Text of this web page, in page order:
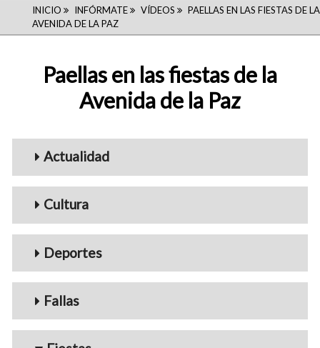
RUTA
DE
NAVEGACIÓN
INICIO INFÓRMATE VÍDEOS
PAELLAS EN LAS FIESTAS DE LA
AVENIDA DE LA PAZ
Paellas en las fiestas de la
Avenida de la Paz
Menu_Videos
Actualidad
Cultura
Deportes
Fallas